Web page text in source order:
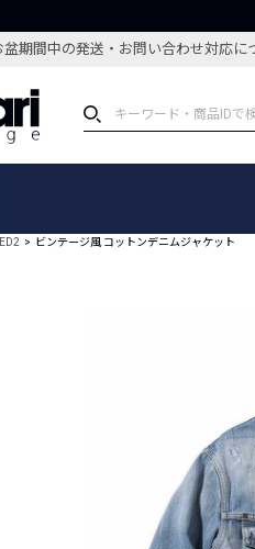
期間中の発送・お問い合わせ対応に
特集記事
ビンテージ風 コットンデニムジャケット